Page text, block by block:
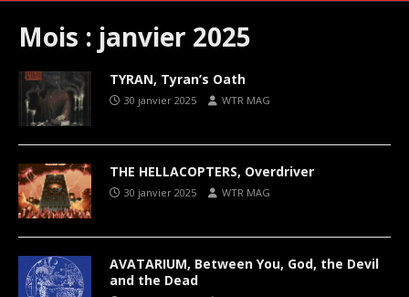
Mois : janvier 2025
TYRAN, Tyran’s Oath
30 janvier 2025 WTR MAG
THE HELLACOPTERS, Overdriver
30 janvier 2025 WTR MAG
AVATARIUM, Between You, God, the Devil
and the Dead